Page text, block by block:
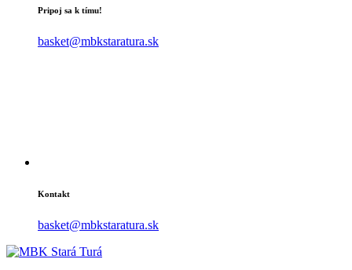
Pripoj sa k tímu!
basket@mbkstaratura.sk
Kontakt
basket@mbkstaratura.sk